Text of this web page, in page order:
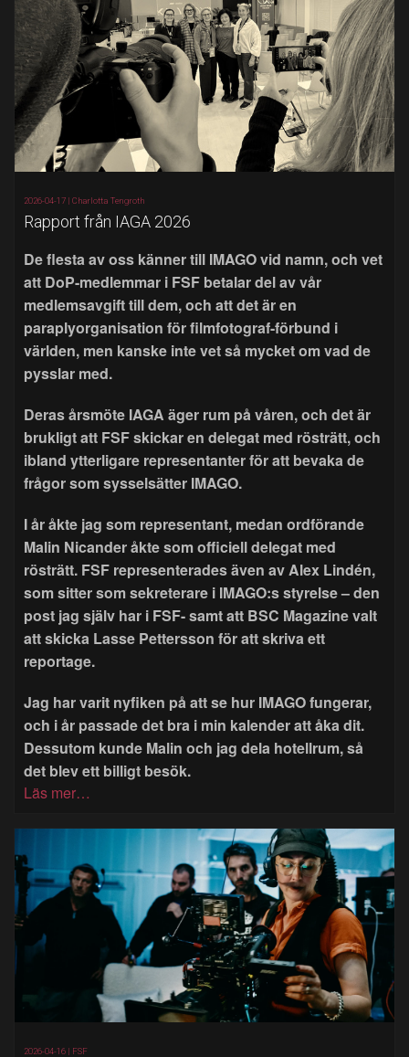
2026-04-17 | Charlotta Tengroth
Rapport från IAGA 2026
De flesta av oss känner till IMAGO vid namn, och vet
att DoP-medlemmar i FSF betalar del av vår
medlemsavgift till dem, och att det är en
paraplyorganisation för filmfotograf-förbund i
världen, men kanske inte vet så mycket om vad de
pysslar med.
Deras årsmöte IAGA äger rum på våren, och det är
brukligt att FSF skickar en delegat med rösträtt, och
ibland ytterligare representanter för att bevaka de
frågor som sysselsätter IMAGO.
I år åkte jag som representant, medan ordförande
Malin Nicander åkte som officiell delegat med
rösträtt. FSF representerades även av Alex Lindén,
som sitter som sekreterare i IMAGO:s styrelse – den
post jag själv har i FSF- samt att BSC Magazine valt
att skicka Lasse Pettersson för att skriva ett
reportage.
Jag har varit nyfiken på att se hur IMAGO fungerar,
och i år passade det bra i min kalender att åka dit.
Dessutom kunde Malin och jag dela hotellrum, så
det blev ett billigt besök.
Läs mer…
2026-04-16 | FSF